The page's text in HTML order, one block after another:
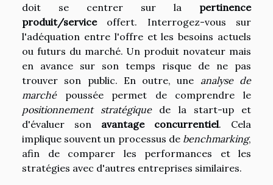
doit se centrer sur la pertinence
produit/serviceoffert. Interrogez-vous sur
l'adéquation entre l'offre et les besoins actuels
ou futurs du marché. Un produit novateur mais
en avance sur son temps risque de ne pas
trouver son public. En outre, une analyse de
marchépoussée permet de comprendre le
positionnement stratégiquede la start-up et
d'évaluer son avantage concurrentiel. Cela
implique souvent un processus de benchmarking,
afin de comparer les performances et les
stratégies avec d'autres entreprises similaires.